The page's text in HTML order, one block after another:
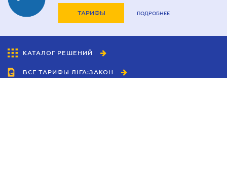
ТАРИФЫ ПОДРОБНЕЕ
КАТАЛОГ РЕШЕНИЙ
ВСЕ ТАРИФЫ ЛІГА:ЗАКОН